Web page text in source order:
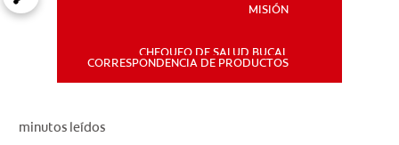
MISIÓN
CHEQUEO DE SALUD BUCAL
CORRESPONDENCIA DE PRODUCTOS
minutos leídos